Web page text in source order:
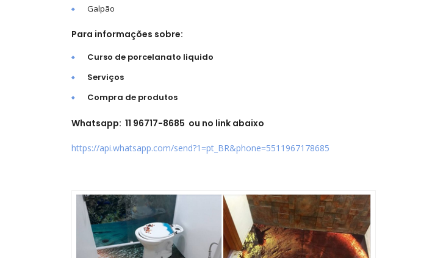
Galpão
Para informações sobre:
Curso de porcelanato liquido
Serviços
Compra de produtos
Whatsapp: 11 96717-8685 ou no link abaixo
https://api.whatsapp.com/send?1=pt_BR&phone=5511967178685